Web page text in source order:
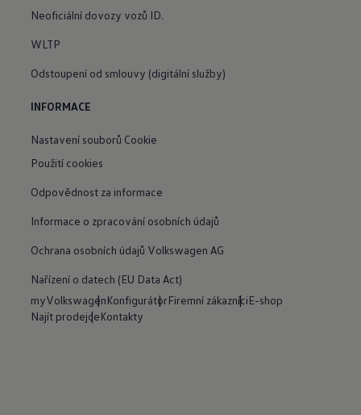
Neoficiální dovozy vozů ID.
WLTP
Odstoupení od smlouvy (digitální služby)
INFORMACE
Nastavení souborů Cookie
Použití cookies
Odpovědnost za informace
Informace o zpracování osobních údajů
Ochrana osobních údajů Volkswagen AG
Nařízení o datech (EU Data Act)
myVolkswagenKonfigurátorFiremní zákazníciE-shop
Najít prodejceKontakty